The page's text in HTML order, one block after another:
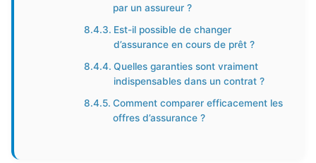
par un assureur ?
Est-il possible de changer
d’assurance en cours de prêt ?
Quelles garanties sont vraiment
indispensables dans un contrat ?
Comment comparer efficacement les
offres d’assurance ?